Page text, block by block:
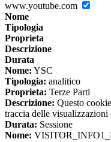
www.youtube.com
Nome
Tipologia
Proprieta
Descrizione
Durata
Nome: YSC
Tipologia: analitico
Proprieta: Terze Parti
Descrizione: Questo
traccia delle
Durata: Sessione
Nome: